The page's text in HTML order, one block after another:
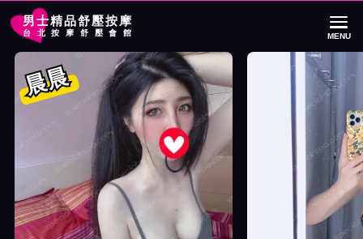
男士精品舒壓按摩
台北按摩舒壓會館 MENU
首頁 長安館按摩師晨晨詳細介紹
長安館按摩師晨晨照片展示與影片介紹
晨晨